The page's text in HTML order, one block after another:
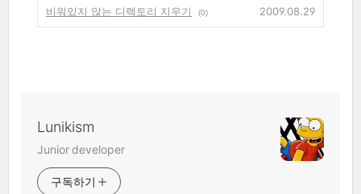
비워있지 않는 디렉토리 지우기
(0) 2009.08.29
Lunikism
Junior developer
구독하기